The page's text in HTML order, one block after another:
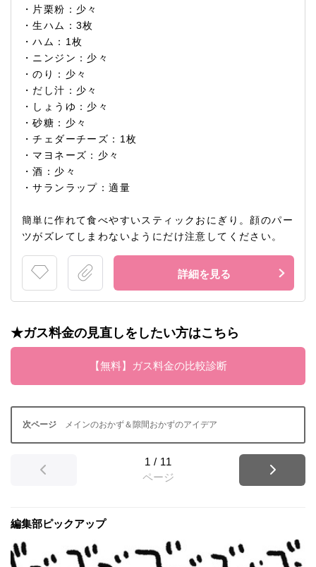
・片栗粉：少々
・生ハム：3枚
・ハム：1枚
・ニンジン：少々
・のり：少々
・だし汁：少々
・しょうゆ：少々
・砂糖：少々
・チェダーチーズ：1枚
・マヨネーズ：少々
・酒：少々
・サランラップ：適量
簡単に作れて食べやすいスティックおにぎり。顔のパー
ツがズレてしまわないようにだけ注意してください。
詳細を見る
★ガス料金の見直しをしたい方はこちら
【無料】ガス料金の比較診断
メインのおかず＆隙間おかずのアイデア
1 / 11
ページ
編集部ピックアップ